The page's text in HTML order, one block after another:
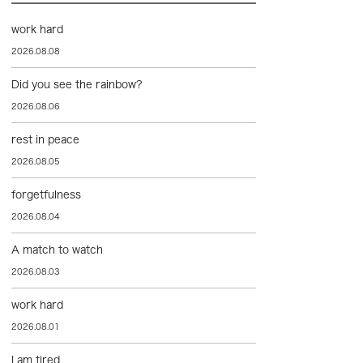
work hard
2026.08.08
Did you see the rainbow?
2026.08.06
rest in peace
2026.08.05
forgetfulness
2026.08.04
A match to watch
2026.08.03
work hard
2026.08.01
I am tired